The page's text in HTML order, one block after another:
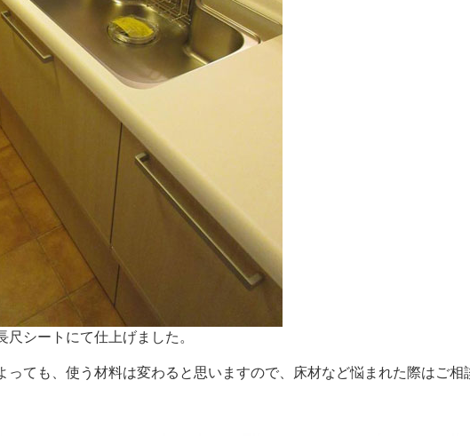
シートにて仕上げました。
っても、使う材料は変わると思いますので、床材など悩まれた際はご相